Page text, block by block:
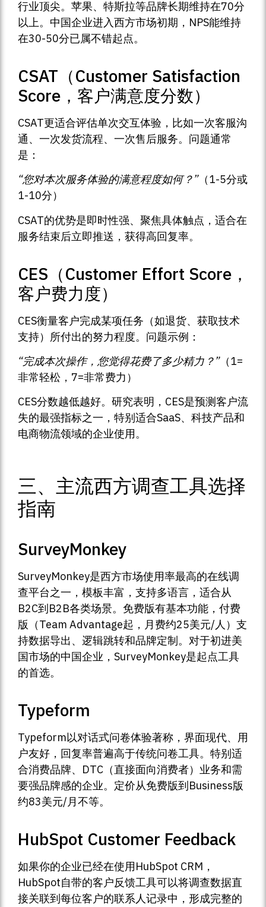
行业顶尖。苹果、特斯拉等品牌长期维持在70分
以上。中国企业进入西方市场初期，NPS能维持
在30-50分已属不错起点。
CSAT（Customer Satisfaction
Score，客户满意度分数）
CSAT更适合评估单次交互体验，比如一次客服沟
通、一次发货流程、一次售后服务。问题通常
是：
“您对本次服务体验的满意程度如何？”（1-5分或
1-10分）
CSAT的优势是即时性强、聚焦具体触点，适合在
服务结束后立即推送，获得高回复率。
CES（Customer Effort Score，
客户费力度）
CES衡量客户完成某项任务（如退货、获取技术
支持）所付出的努力程度。问题示例：
“完成本次操作，您觉得花费了多少精力？”（1=
非常轻松，7=非常费力）
CES分数越低越好。研究表明，CES是预测客户流
失的最强指标之一，特别适合SaaS、科技产品和
电商物流领域的企业使用。
三、主流西方调查工具选择
指南
SurveyMonkey
SurveyMonkey是西方市场使用率最高的在线调
查平台之一，模板丰富，支持多语言，适合从
B2C到B2B各类场景。免费版有基本功能，付费
版（Team Advantage起，月费约25美元/人）支
持数据导出、逻辑跳转和品牌定制。对于初进美
国市场的中国企业，SurveyMonkey是起点工具
的首选。
Typeform
Typeform以对话式问卷体验著称，界面现代、用
户友好，回复率普遍高于传统问卷工具。特别适
合消费品牌、DTC（直接面向消费者）业务和需
要强品牌感的企业。定价从免费版到Business版
约83美元/月不等。
HubSpot Customer Feedback
如果你的企业已经在使用HubSpot CRM，
HubSpot自带的客户反馈工具可以将调查数据直
接关联到每位客户的联系人记录中，形成完整的